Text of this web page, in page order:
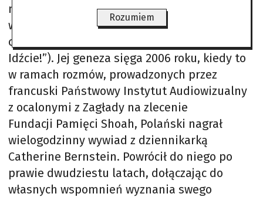
nakładem znanego paryskiego
wydawnictwa Flammarion jego książka „Ne
courez pas! Marchez!” („Nie biegnijcie!
Idźcie!”). Jej geneza sięga 2006 roku, kiedy to
w ramach rozmów, prowadzonych przez
francuski Państwowy Instytut Audiowizualny
z ocalonymi z Zagłady na zlecenie
Fundacji Pamięci Shoah, Polański nagrał
wielogodzinny wywiad z dziennikarką
Catherine Bernstein. Powrócił do niego po
prawie dwudziestu latach, dołączając do
własnych wspomnień wyznania swego
Rozumiem